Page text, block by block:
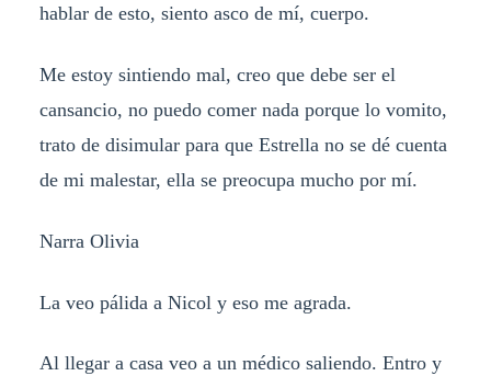
hablar de esto, siento asco de mí, cuerpo.
Me estoy sintiendo mal, creo que debe ser el
cansancio, no puedo comer nada porque lo vomito,
trato de disimular para que Estrella no se dé cuenta
de mi malestar, ella se preocupa mucho por mí.
Narra Olivia
La veo pálida a Nicol y eso me agrada.
Al llegar a casa veo a un médico saliendo. Entro y